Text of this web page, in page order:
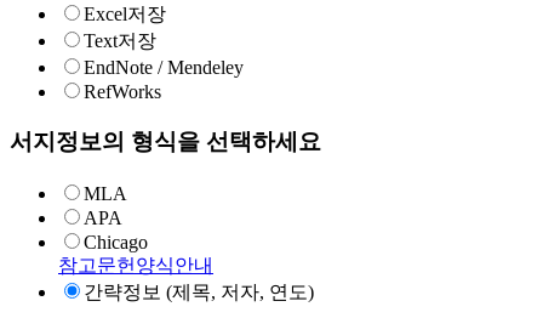
Excel저장
Text저장
EndNote / Mendeley
RefWorks
서지정보의 형식을 선택하세요
MLA
APA
Chicago
참고문헌양식안내
간략정보 (제목, 저자, 연도)